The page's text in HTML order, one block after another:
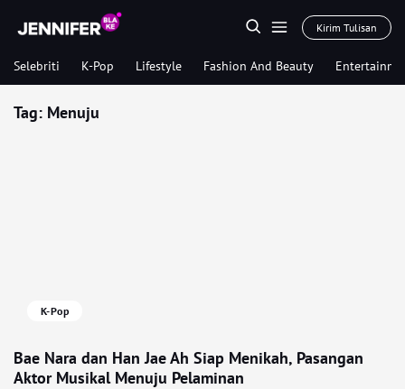
Kirim Tulisan
Selebriti K-Pop Lifestyle Fashion And Beauty
Tag: Menuju
K-Pop
Bae Nara dan Han Jae Ah Siap Menikah, Pasangan
Aktor Musikal Menuju Pelaminan